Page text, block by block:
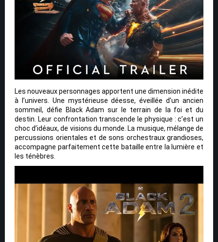
Les nouveaux personnages apportent une dimension inédite
à l’univers. Une mystérieuse déesse, éveillée d’un ancien
sommeil, défie Black Adam sur le terrain de la foi et du
destin. Leur confrontation transcende le physique : c’est un
choc d’idéaux, de visions du monde. La musique, mélange de
percussions orientales et de sons orchestraux grandioses,
accompagne parfaitement cette bataille entre la lumière et
les ténèbres.